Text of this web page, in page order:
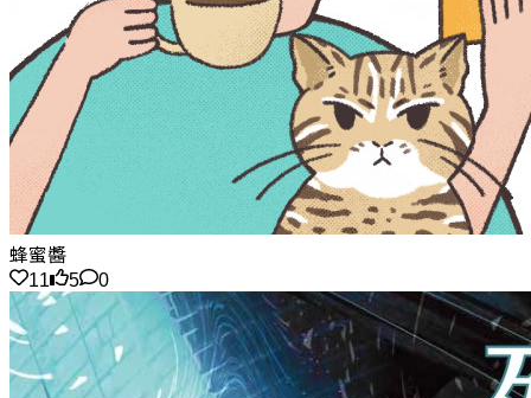
蜂蜜醬
11
5 0